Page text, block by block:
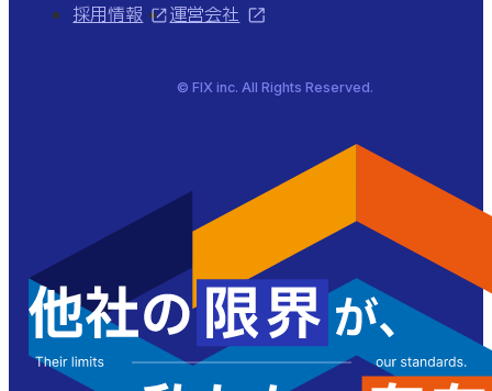
採用情報
運営会社
© FIX inc. All Rights Reserved.